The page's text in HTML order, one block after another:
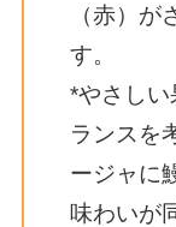
（赤）が
す。
*やさし
ランスを
ージャに
味わいが